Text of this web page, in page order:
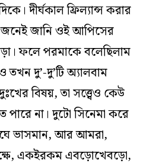
দীর্ঘকাল ফ্রিল‌্যান্স করার
জানি ওই আপিসের
ফলে পরমাকে বলেছিলাম
তখন দু’-দু’টি অ‌্যালবাম
বিষয়, তা সত্ত্বেও কেউ
না। দুটো সিনেমা করে
ভাসমান, আর আমরা,
একইরকম এবড়োখেবড়ো,